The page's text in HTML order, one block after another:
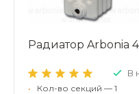
Радиатор Arbonia
В
•
Кол-во секций — 1